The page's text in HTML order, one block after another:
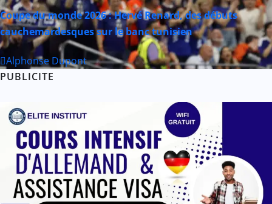
Coupe du monde 2026 : Hervé Renard, des débuts
cauchemardesques sur le banc tunisien
Alphonse Dupont
PUBLICITE